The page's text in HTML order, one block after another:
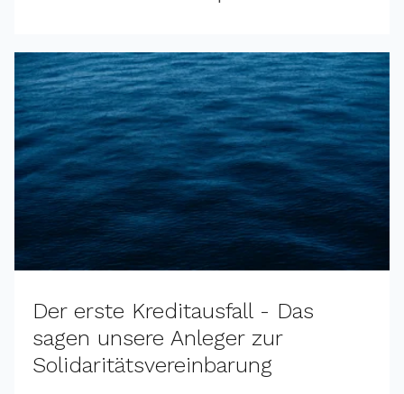
Der erste Kreditausfall - Das
sagen unsere Anleger zur
Solidaritätsvereinbarung